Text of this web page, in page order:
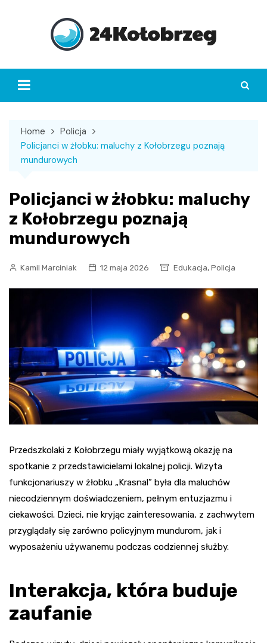
Home
Policja
Policjanci w żłobku: maluchy z Kołobrzegu poznają
mundurowych
Policjanci w żłobku: maluchy
z Kołobrzegu poznają
mundurowych
Kamil Marciniak 12 maja 2026 Edukacja, Policja
Przedszkolaki z Kołobrzegu miały wyjątkową okazję na
spotkanie z przedstawicielami lokalnej policji. Wizyta
funkcjonariuszy w żłobku „Krasnal” była dla maluchów
niecodziennym doświadczeniem, pełnym entuzjazmu i
ciekawości. Dzieci, nie kryjąc zainteresowania, z zachwytem
przyglądały się zarówno policyjnym mundurom, jak i
wyposażeniu używanemu podczas codziennej służby.
Interakcja, która buduje
zaufanie